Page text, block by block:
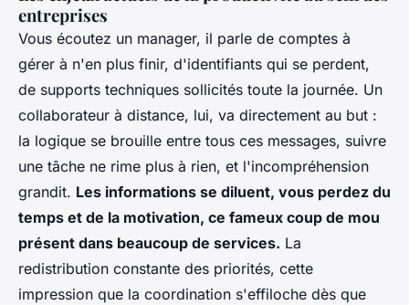
entreprises
Vous écoutez un manager, il parle de comptes à
gérer à n'en plus finir, d'identifiants qui se perdent,
de supports techniques sollicités toute la journée. Un
collaborateur à distance, lui, va directement au but :
la logique se brouille entre tous ces messages, suivre
une tâche ne rime plus à rien, et l'incompréhension
grandit. Les informations se diluent, vous perdez du
temps et de la motivation, ce fameux coup de mou
présent dans beaucoup de services. La
redistribution constante des priorités, cette
impression que la coordination s'effiloche dès que